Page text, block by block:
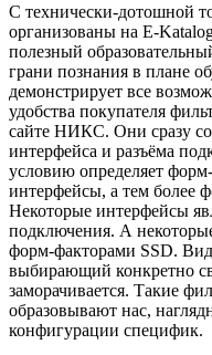
С технически-дотошной
организованы на E-
полезный
грани познания в плане
демонстрирует все
удобства покупателя
сайте НИКС. Они сразу
интерфейса и разъёма
условию определяет
интерфейсы, а тем более
Некоторые интерфейсы
подключения. А
форм-факторами SSD.
выбирающий конкретно
заморачивается. Такие
образовывают нас,
конфигурации специфик.